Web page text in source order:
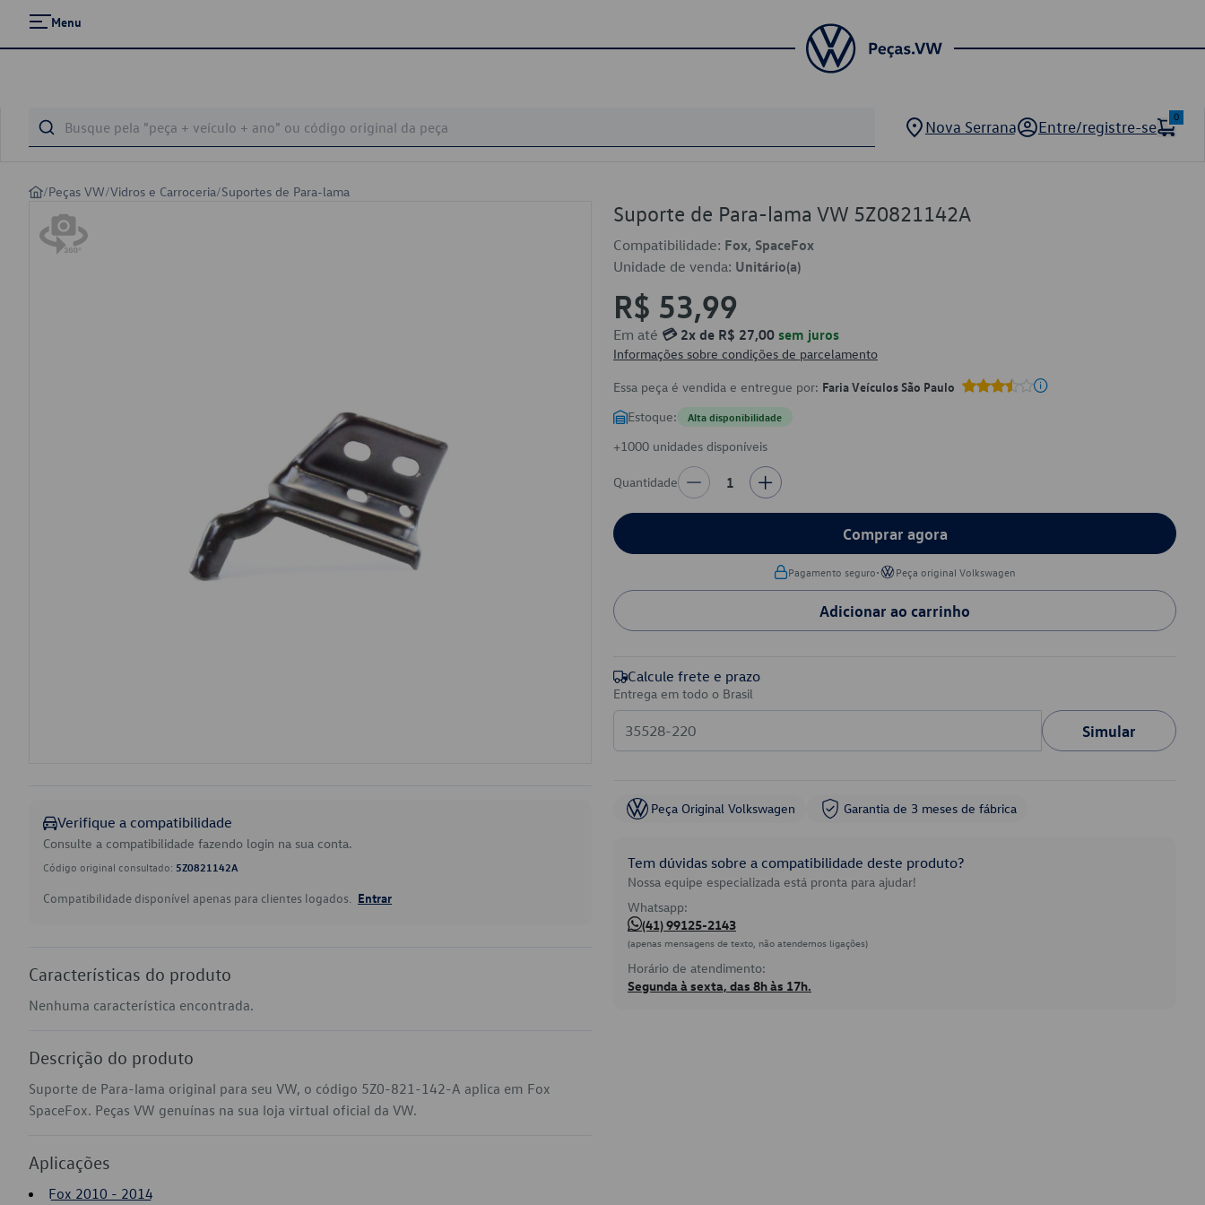
Menu
Nova Serrana Entre/registre-se
0
/Peças VW/Vidros e Carroceria/Suportes de Para-lama
Verifique a compatibilidade
Consulte a compatibilidade fazendo login na sua conta.
Código original consultado: 5Z0821142A
Compatibilidade disponível apenas para clientes logados. Entrar
Características do produto
Nenhuma característica encontrada.
Descrição do produto
Suporte de Para-lama original para seu VW, o código 5Z0-821-142-A aplica em Fox
SpaceFox. Peças VW genuínas na sua loja virtual oficial da VW.
Aplicações
Fox 2010 - 2014
Suporte de Para-lama VW 5Z0821142A
Compatibilidade: Fox, SpaceFox
Unidade de venda: Unitário(a)
R$ 53,99
Em até 💳 2x de R$ 27,00 sem juros
Informações sobre condições de parcelamento
Essa peça é vendida e entregue por: Faria Veículos São Paulo
Estoque: Alta disponibilidade
+1000 unidades disponíveis
Quantidade 1
Comprar agora
Pagamento seguro• Peça original Volkswagen
Adicionar ao carrinho
Calcule frete e prazo
Entrega em todo o Brasil
Simular
Peça Original Volkswagen Garantia de 3 meses de fábrica
Tem dúvidas sobre a compatibilidade deste produto?
Nossa equipe especializada está pronta para ajudar!
Whatsapp:
(41) 99125-2143
(apenas mensagens de texto, não atendemos ligações)
Horário de atendimento:
Segunda à sexta, das 8h às 17h.